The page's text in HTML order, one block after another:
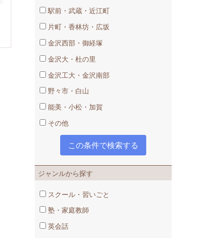
駅前・武蔵・近江町
片町・香林坊・広坂
金沢西部・御経塚
金沢大・杜の里
金沢工大・金沢南部
野々市・白山
能美・小松・加賀
その他
ジャンルから探す
スクール・習いごと
塾・家庭教師
英会話